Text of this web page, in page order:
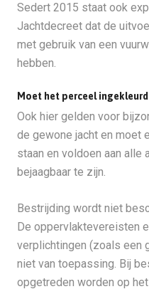
Sedert 2015 staat ook
Jachtdecreet dat de
met gebruik van een
hebben.
Moet het perceel
Ook hier gelden voor
de gewone jacht en moet
staan en voldoen aan alle
bejaagbaar te zijn.
Bestrijding wordt niet
De oppervlaktevereisten
verplichtingen (zoals een
niet van toepassing. Bij
opgetreden worden op